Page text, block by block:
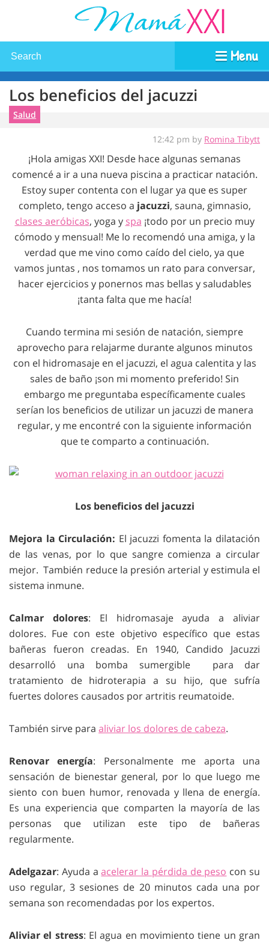
Menu
Los beneficios del jacuzzi
Salud
12:42 pm by Romina Tibytt
¡Hola amigas XXI! Desde hace algunas semanas
comencé a ir a una nueva piscina a practicar natación.
Estoy super contenta con el lugar ya que es super
completo, tengo acceso a jacuzzi, sauna, gimnasio,
clases aeróbicas, yoga y spa ¡todo por un precio muy
cómodo y mensual! Me lo recomendó una amiga, y la
verdad que me vino como caído del cielo, ya que
vamos juntas , nos tomamos un rato para conversar,
hacer ejercicios y ponernos mas bellas y saludables
¡tanta falta que me hacía!
Cuando termina mi sesión de natación, siempre
aprovecho para relajarme durante algunos minutos
con el hidromasaje en el jacuzzi, el agua calentita y las
sales de baño ¡son mi momento preferido! Sin
embargo me preguntaba específicamente cuales
serían los beneficios de utilizar un jacuzzi de manera
regular, y me encontré con la siguiente información
que te comparto a continuación.
Los beneficios del jacuzzi
Mejora la Circulación: El jacuzzi fomenta la dilatación
de las venas, por lo que sangre comienza a circular
mejor. También reduce la presión arterial y estimula el
sistema inmune.
Calmar dolores: El hidromasaje ayuda a aliviar
dolores. Fue con este objetivo específico que estas
bañeras fueron creadas. En 1940, Candido Jacuzzi
desarrolló una bomba sumergible para dar
tratamiento de hidroterapia a su hijo, que sufría
fuertes dolores causados por artritis reumatoide.
También sirve para aliviar los dolores de cabeza.
Renovar energía: Personalmente me aporta una
sensación de bienestar general, por lo que luego me
siento con buen humor, renovada y llena de energía.
Es una experiencia que comparten la mayoría de las
personas que utilizan este tipo de bañeras
regularmente.
Adelgazar: Ayuda aacelerar la pérdida de peso con su
uso regular, 3 sesiones de 20 minutos cada una por
semana son recomendadas por los expertos.
Aliviar el stress: El agua en movimiento tiene un gran